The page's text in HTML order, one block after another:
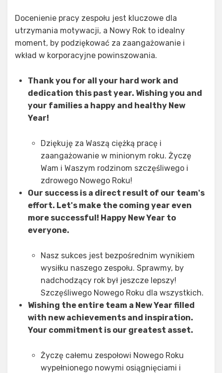
Docenienie pracy zespołu jest kluczowe dla
utrzymania motywacji, a Nowy Rok to idealny
moment, by podziękować za zaangażowanie i
wkład w korporacyjne powinszowania.
Thank you for all your hard work and
dedication this past year. Wishing you and
your families a happy and healthy New
Year!
Dziękuję za Waszą ciężką pracę i
zaangażowanie w minionym roku. Życzę
Wam i Waszym rodzinom szczęśliwego i
zdrowego Nowego Roku!
Our success is a direct result of our team's
effort. Let's make the coming year even
more successful! Happy New Year to
everyone.
Nasz sukces jest bezpośrednim wynikiem
wysiłku naszego zespołu. Sprawmy, by
nadchodzący rok był jeszcze lepszy!
Szczęśliwego Nowego Roku dla wszystkich.
Wishing the entire team a New Year filled
with new achievements and inspiration.
Your commitment is our greatest asset.
Życzę całemu zespołowi Nowego Roku
wypełnionego nowymi osiągnięciami i